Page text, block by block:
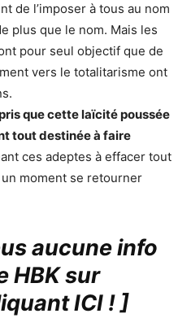
de l’imposer à tous au nom
plus que le nom. Mais les
pour seul objectif que de
vers le totalitarisme ont
que cette laïcité poussée
tout destinée à faire
ces adeptes à effacer tout
moment se retourner
aucune info
HBK sur
ICI !]